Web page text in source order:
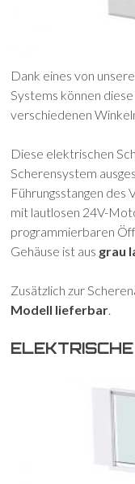
Dank eines von
Systems können
verschiedenen
Diese elektrischen
Scherensystem
Führungsstangen des
mit lautlosen 24V-
programmierbaren
Gehäuse ist aus grau
Zusätzlich zur
Modell lieferbar.